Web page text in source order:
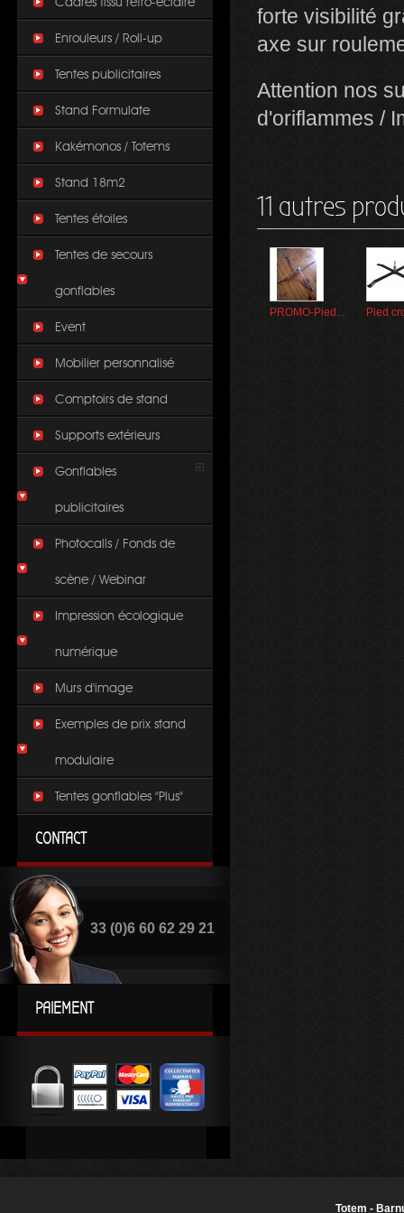
Cadres tissu rétro-éclairé
Enrouleurs / Roll-up
Tentes publicitaires
Stand Formulate
Kakémonos / Totems
Stand 18m2
Tentes étoiles
Tentes de secours
gonflables
Event
Mobilier personnalisé
Comptoirs de stand
Supports extérieurs
Gonflables
publicitaires
Photocalls / Fonds de
scène / Webinar
Impression écologique
numérique
Murs d'image
Exemples de prix stand
modulaire
Tentes gonflables "Plus"
CONTACT
33 (0)6 60 62 29 21
PAIEMENT
forte visibilité
axe sur
Attention nos
d'oriflammes /
11 autres
PROMO-Pied... Pied
Totem -